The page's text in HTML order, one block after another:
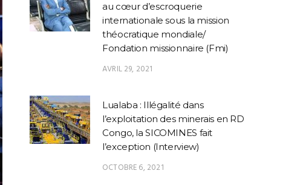
au cœur d’escroquerie
internationale sous la mission
théocratique mondiale/
Fondation missionnaire (Fmi)
AVRIL 29, 2021
Lualaba : Illégalité dans
l’exploitation des minerais en RD
Congo, la SICOMINES fait
l’exception (Interview)
OCTOBRE 6, 2021